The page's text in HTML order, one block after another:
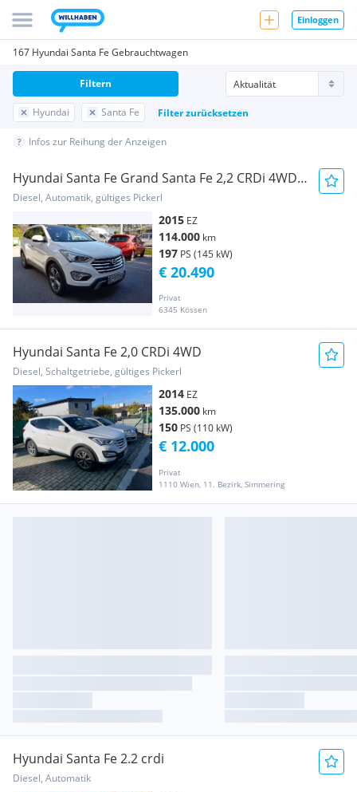
Einloggen
167 Hyundai Santa Fe Gebrauchtwagen
Hyundai Santa Fe Filter zurücksetzen
Filtern
Infos zur Reihung der Anzeigen
Hyundai Santa Fe Grand Santa Fe 2,2 CRDi 4WD
Aut. 7 Sitzer
Diesel, Automatik, gültiges Pickerl
2015 EZ
114.000 km
197 PS (145 kW)
Privat
6345 Kössen
€ 20.490
Hyundai Santa Fe 2,0 CRDi 4WD
Diesel, Schaltgetriebe, gültiges Pickerl
2014 EZ
135.000 km
150 PS (110 kW)
Privat
1110 Wien, 11. Bezirk, Simmering
€ 12.000
Hyundai Santa Fe 2.2 crdi
Diesel, Automatik